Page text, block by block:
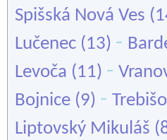
Spišská Nová Ves
Lučenec (13) -
Levoča (11) -
Bojnice (9) -
Liptovský Mikuláš